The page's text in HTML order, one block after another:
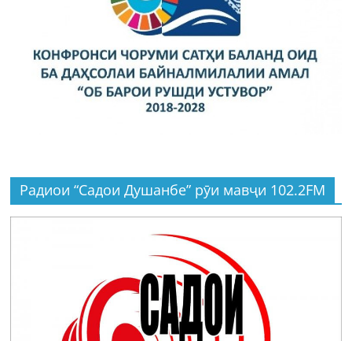
Радиои “Садои Душанбе” рӯи мавҷи 102.2FM